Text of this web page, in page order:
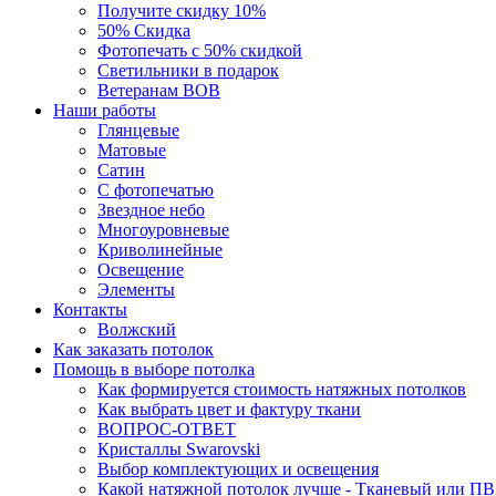
Получите скидку 10%
50% Скидка
Фотопечать с 50% скидкой
Светильники в подарок
Ветеранам ВОВ
Наши работы
Глянцевые
Матовые
Сатин
С фотопечатью
Звездное небо
Многоуровневые
Криволинейные
Освещение
Элементы
Контакты
Волжский
Как заказать потолок
Помощь в выборе потолка
Как формируется стоимость натяжных потолков
Как выбрать цвет и фактуру ткани
ВОПРОС-ОТВЕТ
Кристаллы Swarovski
Выбор комплектующих и освещения
Какой натяжной потолок лучше - Тканевый или